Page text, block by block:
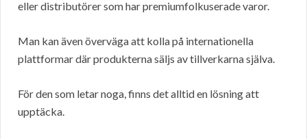
eller distributörer som har premiumfolkuserade varor.
Man kan även överväga att kolla på internationella
plattformar där produkterna säljs av tillverkarna själva.
För den som letar noga, finns det alltid en lösning att
upptäcka.